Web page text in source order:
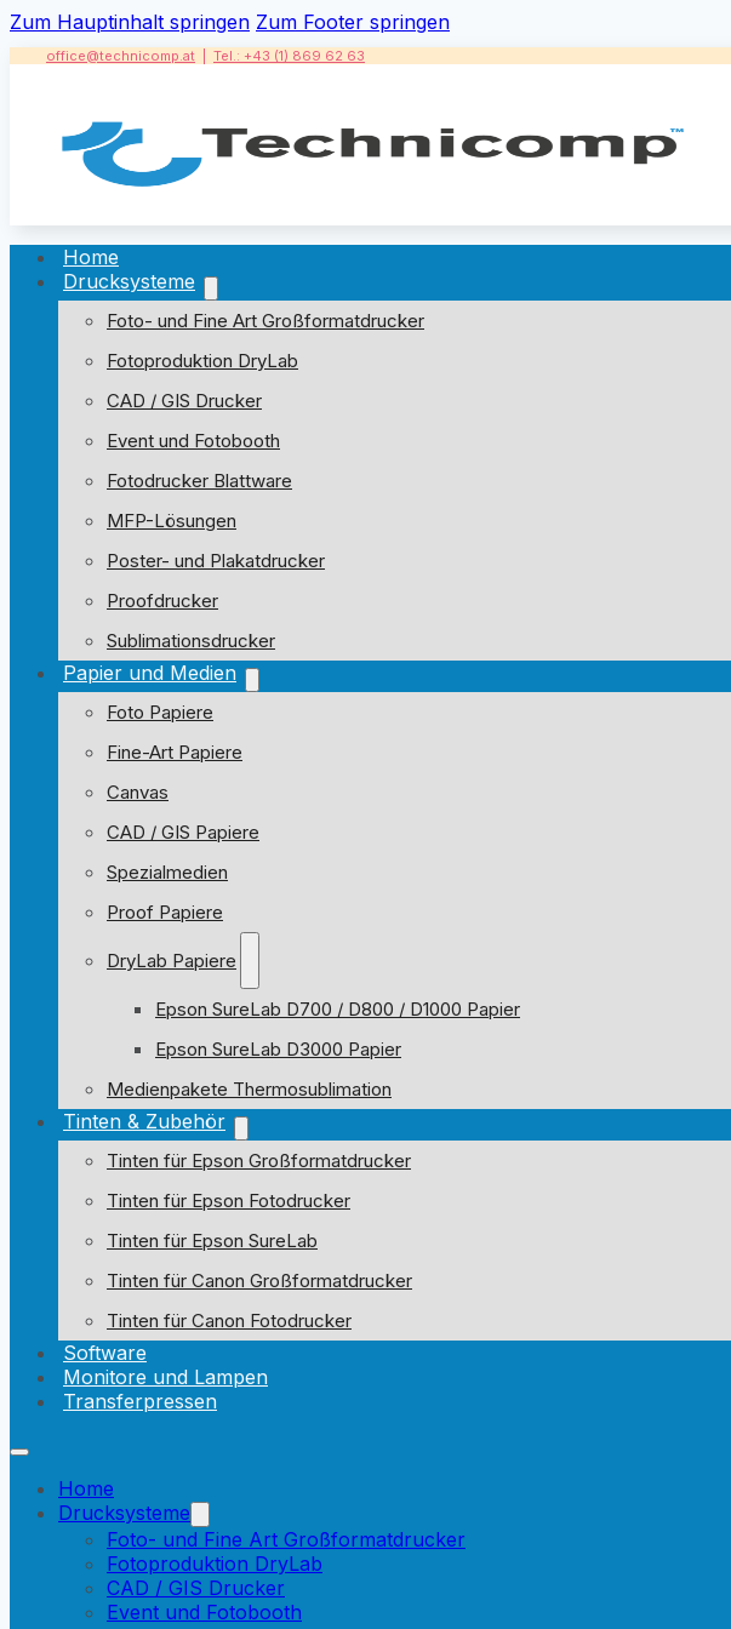
Zum Hauptinhalt springen Zum Footer springen
office@technicomp.at Tel.: +43 (1) 869 62 63
Home
Drucksysteme
Foto- und Fine Art Großformatdrucker
Fotoproduktion DryLab
CAD / GIS Drucker
Event und Fotobooth
Fotodrucker Blattware
MFP-Lösungen
Poster- und Plakatdrucker
Proofdrucker
Sublimationsdrucker
Papier und Medien
Foto Papiere
Fine-Art Papiere
Canvas
CAD / GIS Papiere
Spezialmedien
Proof Papiere
DryLab Papiere
Epson SureLab D700 / D800 / D1000 Papier
Epson SureLab D3000 Papier
Medienpakete Thermosublimation
Tinten & Zubehör
Tinten für Epson Großformatdrucker
Tinten für Epson Fotodrucker
Tinten für Epson SureLab
Tinten für Canon Großformatdrucker
Tinten für Canon Fotodrucker
Software
Monitore und Lampen
Transferpressen
Home
Drucksysteme
Foto- und Fine Art Großformatdrucker
Fotoproduktion DryLab
CAD / GIS Drucker
Event und Fotobooth